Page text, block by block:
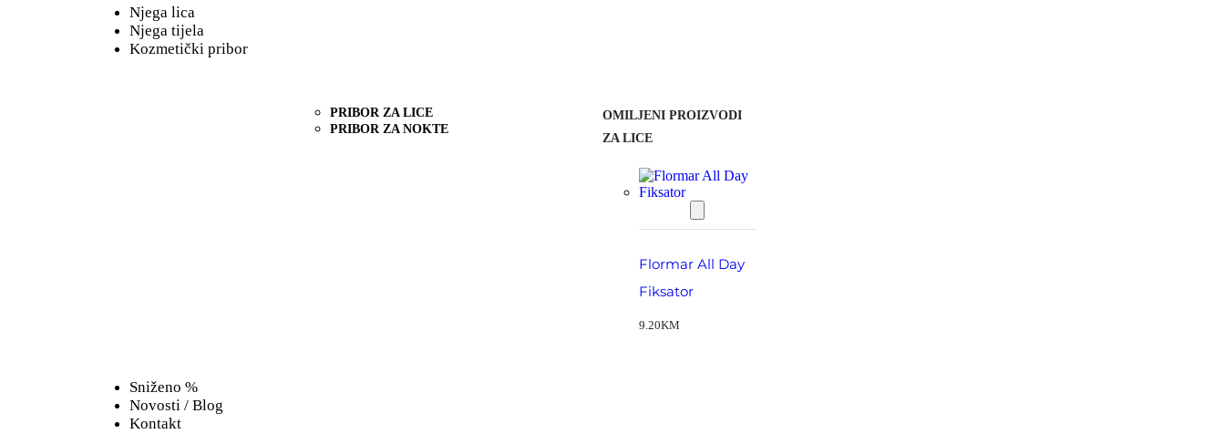
Njega lica
Njega tijela
Kozmetički pribor
PRIBOR ZA LICE
PRIBOR ZA NOKTE
OMILJENI PROIZVODI
ZA LICE
Flormar All Day
Fiksator
9.20KM
Sniženo %
Novosti / Blog
Kontakt